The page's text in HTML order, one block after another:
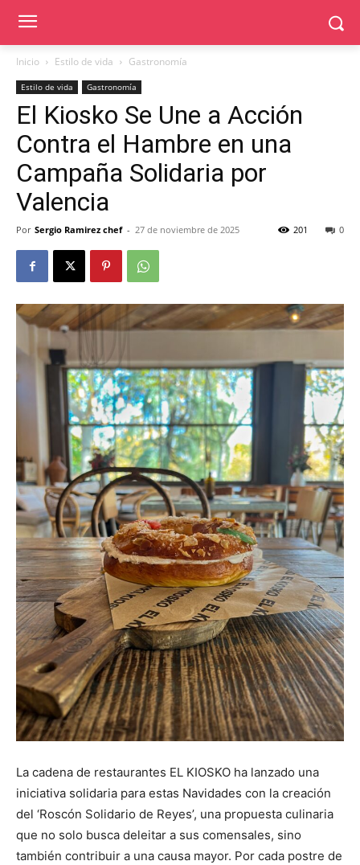
Inicio Estilo de vida Gastronomía
Estilo de vida Gastronomía
El Kiosko Se Une a Acción
Contra el Hambre en una
Campaña Solidaria por
Valencia
Por Sergio Ramirez chef - 27 de noviembre de 2025 0
201
La cadena de restaurantes EL KIOSKO ha lanzado una
iniciativa solidaria para estas Navidades con la creación
del ‘Roscón Solidario de Reyes’, una propuesta culinaria
que no solo busca deleitar a sus comensales, sino
también contribuir a una causa mayor. Por cada postre de